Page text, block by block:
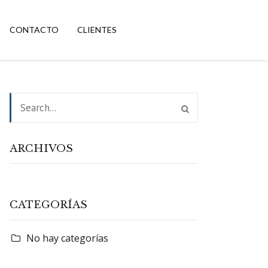
CONTACTO CLIENTES
ARCHIVOS
CATEGORÍAS
No hay categorías